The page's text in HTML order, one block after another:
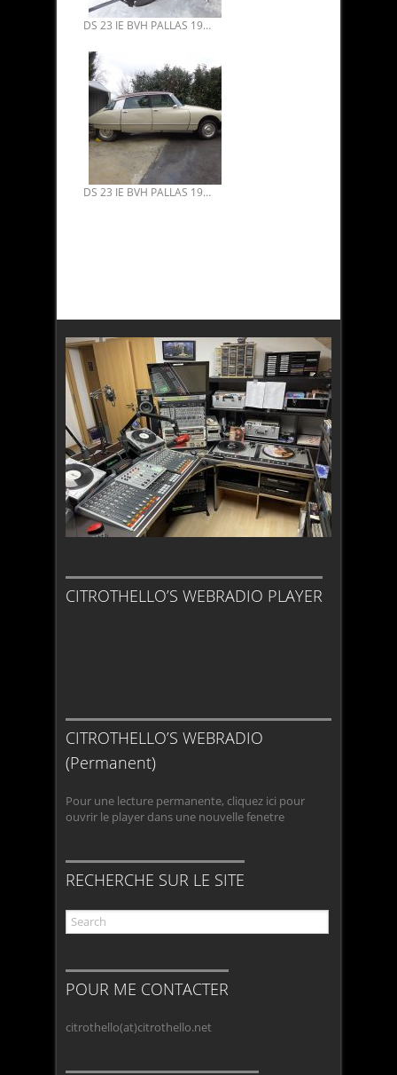
DS 23 IE BVH PALLAS 1974 RESTAURATION 02
DS 23 IE BVH PALLAS 1974 RESTAURATION 01
CITROTHELLO’S WEBRADIO PLAYER
CITROTHELLO’S WEBRADIO
(Permanent)
Pour une lecture permanente, cliquez ici pour
ouvrir le player dans une nouvelle fenetre
RECHERCHE SUR LE SITE
POUR ME CONTACTER
citrothello(at)citrothello.net